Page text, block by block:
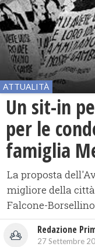
ATTUALITÀ
Un sit-in
per le
famiglia
La proposta
migliore della
Falcone-Borsellino
Redazione
27 Settembre